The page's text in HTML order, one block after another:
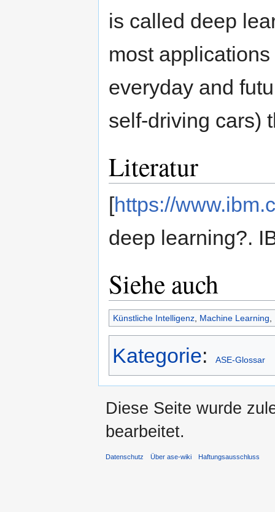
is called deep
most
everyday and
self-driving cars)
Literatur
[https://
deep learning?.
Siehe auch
Künstliche Intelligenz, Machine Learning
Kategorie: ASE-Glossar
Diese Seite wurde
bearbeitet.
Datenschutz Über ase-wiki Haftungsausschluss